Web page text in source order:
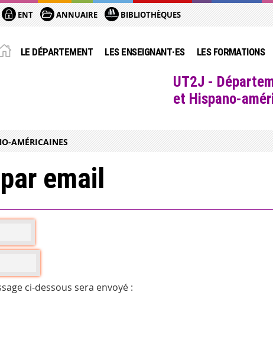
ENT ANNUAIRE BIBLIOTHÈQUES
LE DÉPARTEMENT LES ENSEIGNANT·ES LES FORMATIONS
UT2J -
et Hispano-
AMÉRICAINES
email
ci-dessous sera envoyé :